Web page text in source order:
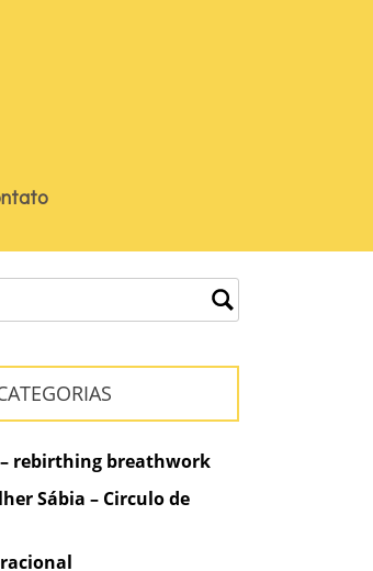
rebirthing breathwork
Sábia – Circulo de